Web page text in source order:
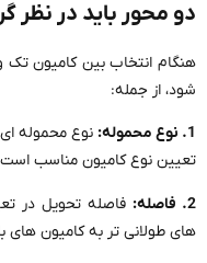
دو محور باید در نظر
هنگام انتخاب بین کامیون تک
شود، از جمله:
1. نوع محموله:
نوع محموله
تعیین نوع کامیون مناسب
2. فاصله:
فاصله تحویل در
های طولانی تر به کامیون های